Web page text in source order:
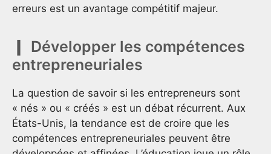
erreurs est un avantage compétitif majeur.
Développer les compétences
entrepreneuriales
La question de savoir si les entrepreneurs sont
« nés » ou « créés » est un débat récurrent. Aux
États-Unis, la tendance est de croire que les
compétences entrepreneuriales peuvent être